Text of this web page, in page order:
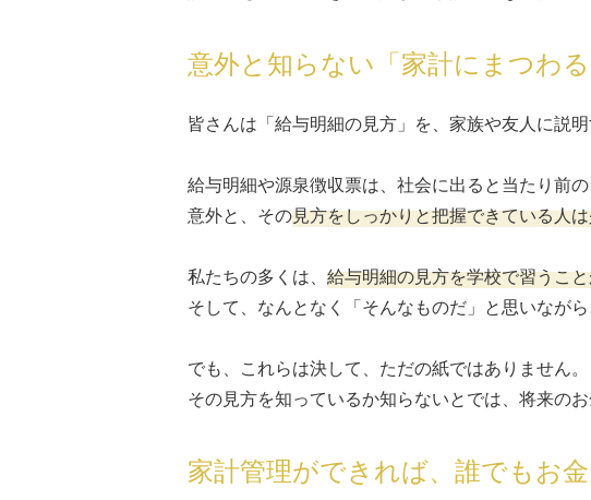
意外と知らない「家計にまつわ
皆さんは「給与明細の見方」を、家族や友人に説
給与明細や源泉徴収票は、社会に出ると当たり前
意外と、その見方をしっかりと把握できている人
私たちの多くは、 給与明細の見方を学校で習うこ
そして、なんとなく「そんなものだ」と思いなが
でも、これらは決して、ただの紙ではありません。
その見方を知っているか知らないとでは、将来の
家計管理ができれば、誰でもお